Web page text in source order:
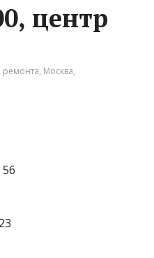
центр
ремонта, Москва,